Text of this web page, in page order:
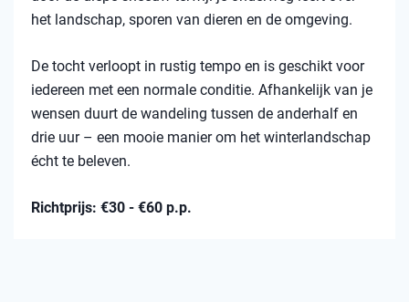
het landschap, sporen van dieren en de omgeving.
De tocht verloopt in rustig tempo en is geschikt voor
iedereen met een normale conditie. Afhankelijk van je
wensen duurt de wandeling tussen de anderhalf en
drie uur – een mooie manier om het winterlandschap
écht te beleven.
Richtprijs: €30 - €60 p.p.